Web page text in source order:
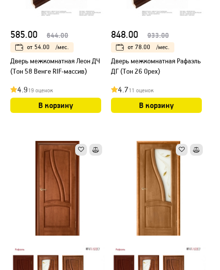
585.00 644.00
от 54.00 /мес.
Дверь межкомнатная Леон ДЧ
(Тон 58 Венге RIF-массив)
4.919 оценок
В корзину
848.00 933.00
от 78.00 /мес.
Дверь межкомнатная Рафаэль
ДГ (Тон 26 Орех)
4.711 оценок
В корзину